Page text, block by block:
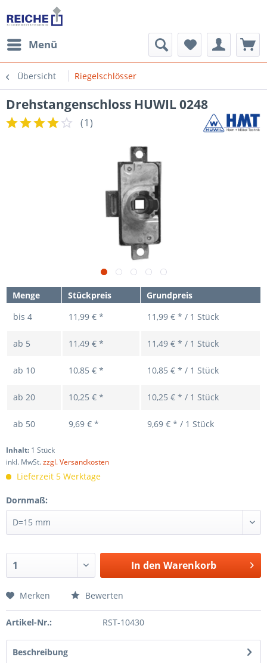
Menü
Übersicht Riegelschlösser
Drehstangenschloss HUWIL 0248
(1)
Menge Stückpreis
Grundpreis
bis 4 11,99 € * 11,99 € * / 1 Stück
ab 5 11,49 € * 11,49 € * / 1 Stück
ab 10 10,85 € * 10,85 € * / 1 Stück
ab 20 10,25 € * 10,25 € * / 1 Stück
ab 50 9,69 € * 9,69 € * / 1 Stück
Inhalt: 1 Stück
inkl. MwSt.zzgl. Versandkosten
Lieferzeit 5 Werktage
Dornmaß:
In den Warenkorb
Merken Bewerten
Artikel-Nr.: RST-10430
Beschreibung